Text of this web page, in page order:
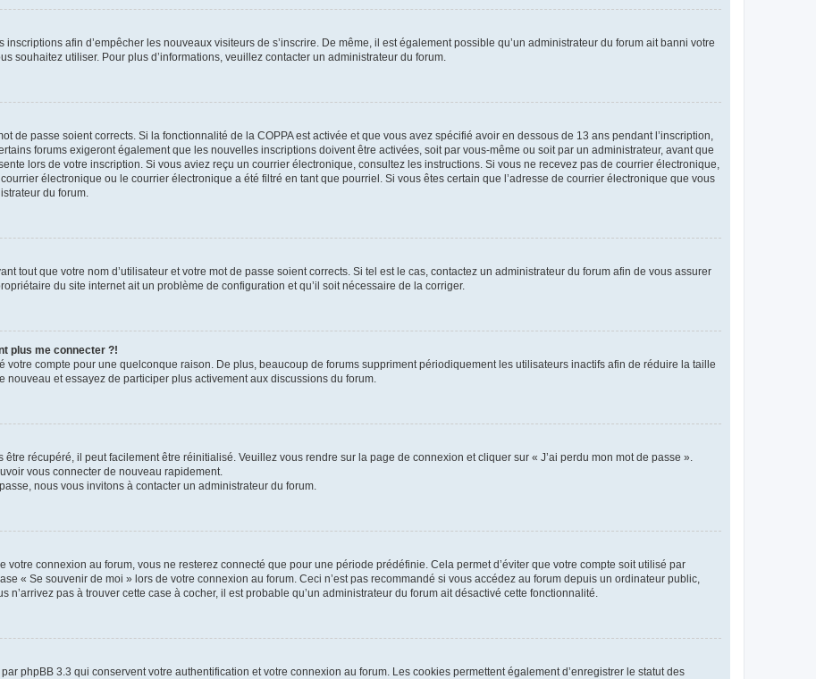
inscriptions afin d’empêcher les nouveaux visiteurs de s’inscrire. De même, il est également possible qu’un administrateur du forum ait banni votre
souhaitez utiliser. Pour plus d’informations, veuillez contacter un administrateur du forum.
de passe soient corrects. Si la fonctionnalité de la COPPA est activée et que vous avez spécifié avoir en dessous de 13 ans pendant l’inscription,
forums exigeront également que les nouvelles inscriptions doivent être activées, soit par vous-même ou soit par un administrateur, avant que
lors de votre inscription. Si vous aviez reçu un courrier électronique, consultez les instructions. Si vous ne recevez pas de courrier électronique,
électronique ou le courrier électronique a été filtré en tant que pourriel. Si vous êtes certain que l’adresse de courrier électronique que vous
du forum.
tout que votre nom d’utilisateur et votre mot de passe soient corrects. Si tel est le cas, contactez un administrateur du forum afin de vous assurer
du site internet ait un problème de configuration et qu’il soit nécessaire de la corriger.
plus me connecter ?!
votre compte pour une quelconque raison. De plus, beaucoup de forums suppriment périodiquement les utilisateurs inactifs afin de réduire la taille
et essayez de participer plus activement aux discussions du forum.
récupéré, il peut facilement être réinitialisé. Veuillez vous rendre sur la page de connexion et cliquer sur « J’ai perdu mon mot de passe ».
vous connecter de nouveau rapidement.
nous vous invitons à contacter un administrateur du forum.
connexion au forum, vous ne resterez connecté que pour une période prédéfinie. Cela permet d’éviter que votre compte soit utilisé par
« Se souvenir de moi » lors de votre connexion au forum. Ceci n’est pas recommandé si vous accédez au forum depuis un ordinateur public,
n’arrivez pas à trouver cette case à cocher, il est probable qu’un administrateur du forum ait désactivé cette fonctionnalité.
phpBB 3.3 qui conservent votre authentification et votre connexion au forum. Les cookies permettent également d’enregistrer le statut des